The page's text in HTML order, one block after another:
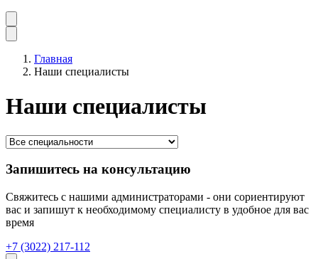
Главная
Наши специалисты
Наши специалисты
Запишитесь на консультацию
Свяжитесь с нашими администраторами - они сориентируют
вас и запишут к необходимому специалисту в удобное для вас
время
+7 (3022) 217-112